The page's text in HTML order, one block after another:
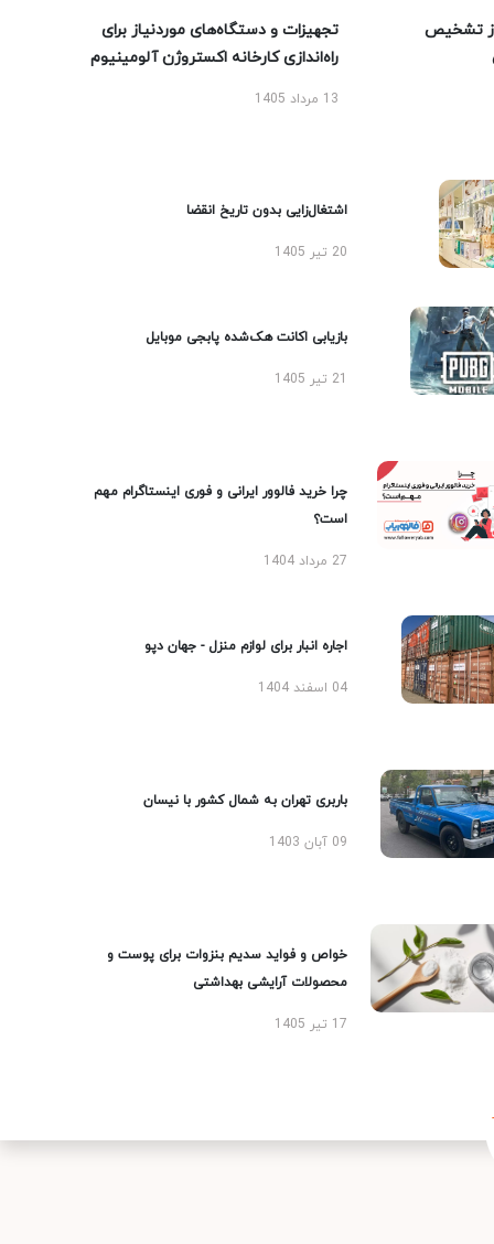
تشخیص
تجهیزات و دستگاه‌های موردنیاز برای
راه‌اندازی کارخانه اکستروژن آلومینیوم
13 مرداد 1405
اشتغال‌زایی بدون تاریخ انقضا
20 تیر 1405
بازیابی اکانت هک‌شده پابجی موبایل
چرا خرید فالوور ایرانی و فوری اینستاگرام مهم
است؟
27 مرداد 1404
اجاره انبار برای لوازم منزل - جهان دپو
04 اسفند 1404
باربری تهران به شمال کشور با نیسان
09 آبان 1403
خواص و فواید سدیم بنزوات برای پوست و
محصولات آرایشی بهداشتی
17 تیر 1405